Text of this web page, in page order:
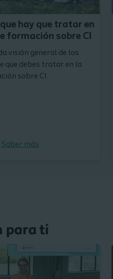
hay que tratar en
formación sobre CI
visión general de los
que debes tratar en la
sobre CI.
Saber más
para ti